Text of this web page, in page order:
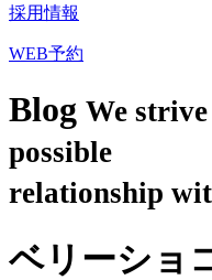
採用情報
WEB予約
Blog We
possible
relationship
ベリーショ